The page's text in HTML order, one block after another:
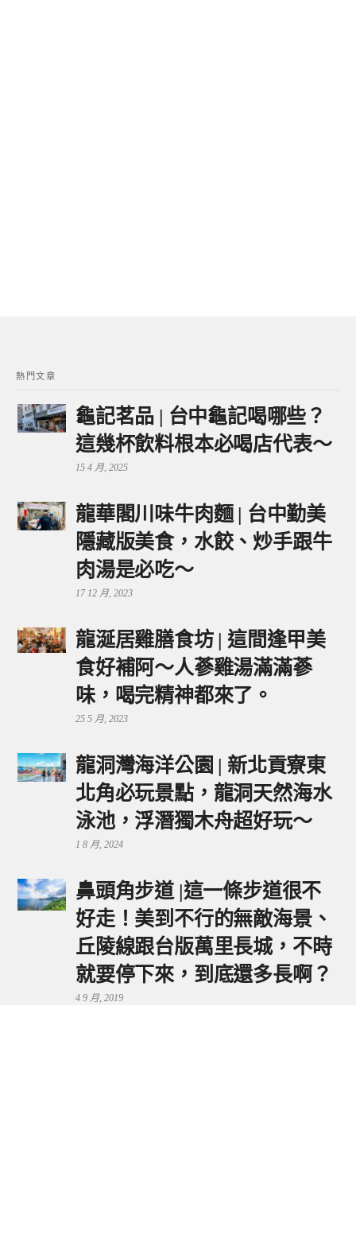
熱門文章
龜記茗品 | 台中龜記喝哪些？
這幾杯飲料根本必喝店代表～
15 4 月, 2025
龍華閣川味牛肉麵 | 台中勤美
隱藏版美食，水餃、炒手跟牛
肉湯是必吃～
17 12 月, 2023
龍涎居雞膳食坊 | 這間逢甲美
食好補阿～人蔘雞湯滿滿蔘
味，喝完精神都來了。
25 5 月, 2023
龍洞灣海洋公園 | 新北貢寮東
北角必玩景點，龍洞天然海水
泳池，浮潛獨木舟超好玩～
1 8 月, 2024
鼻頭角步道 |這一條步道很不
好走！美到不行的無敵海景、
丘陵線跟台版萬里長城，不時
就要停下來，到底還多長啊？
4 9 月, 2019